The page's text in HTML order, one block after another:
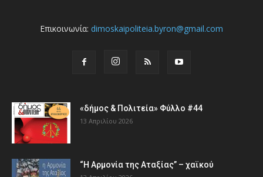
Επικοινωνία: dimoskaipoliteia.byron@gmail.com
«δήμος & Πολιτεία» Φύλλο #44
13 Απριλίου 2026
“Η Αρμονία της Αταξίας” – χαϊκού